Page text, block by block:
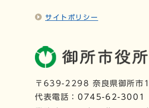
サイトポリシー
〒639-2298 奈良県御所市
代表電話： 0745-62-3001